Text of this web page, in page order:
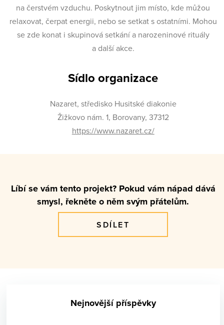
na čerstvém vzduchu. Poskytnout jim místo, kde můžou
relaxovat, čerpat energii, nebo se setkat s ostatními. Mohou
se zde konat i skupinová setkání a narozeninové rituály
a další akce.
Sídlo organizace
Nazaret, středisko Husitské diakonie
Žižkovo nám. 1, Borovany, 37312
https://www.nazaret.cz/
Nejnovější příspěvky
Líbí se vám tento projekt? Pokud vám nápad dává
smysl, řekněte o něm svým přátelům.
SDÍLET